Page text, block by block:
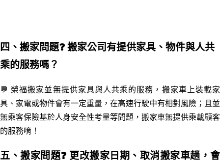
四 、搬家問題❓ 搬家公司有提供家具、物件與人共
乘的服務嗎？
💬 榮福搬家並無提供家具與人共乘的服務，搬家車上裝載家
具、家電或物件會有一定重量，在高速行駛中有相對風險；且並
無乘客保險基於人身安全性考量等問題 ， 搬家車無提供乘載顧客
的服務唷！
五 、搬家問題❓ 更改搬家日期、取消搬家車趟，會